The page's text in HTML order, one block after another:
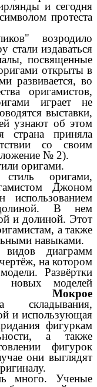
и сегодня
протеста
возродило
стали издаваться
посвященные
открыты в
развивается, во
оригамистов,
играет не
выставки,
узнают об этом
страна приняла
со своим
№ 2).
оригами.
оригами,
Джоном
В нем
и долиной. Этот
а также
навыками.
диаграмм
чертёж, на котором
Развёртки
новых моделей
Мокрое
и использующая
фигуркам
а также
фигурок
они выглядят
оригиналу.
много. Ученые